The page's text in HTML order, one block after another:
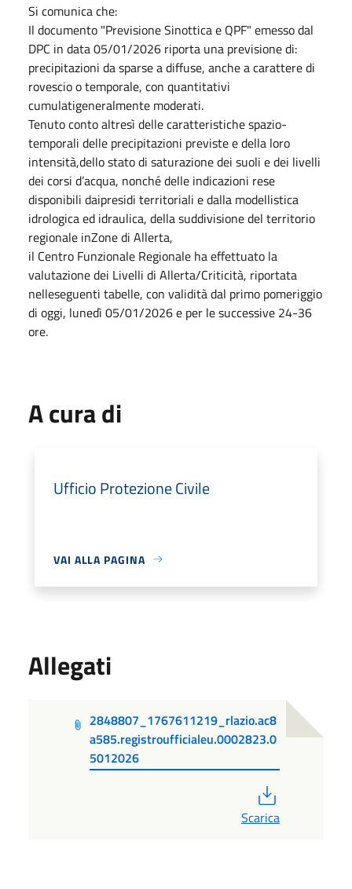
Si comunica che:
Il documento "Previsione Sinottica e QPF" emesso dal
DPC in data 05/01/2026 riporta una previsione di:
precipitazioni da sparse a diffuse, anche a carattere di
rovescio o temporale, con quantitativi
cumulatigeneralmente moderati.
Tenuto conto altresì delle caratteristiche spazio-
temporali delle precipitazioni previste e della loro
intensità,dello stato di saturazione dei suoli e dei livelli
dei corsi d’acqua, nonché delle indicazioni rese
disponibili daipresidi territoriali e dalla modellistica
idrologica ed idraulica, della suddivisione del territorio
regionale inZone di Allerta,
il Centro Funzionale Regionale ha effettuato la
valutazione dei Livelli di Allerta/Criticità, riportata
nelleseguenti tabelle, con validità dal primo pomeriggio
di oggi, lunedì 05/01/2026 e per le successive 24-36
ore.
A cura di
Ufficio Protezione Civile
VAI ALLA PAGINA
Allegati
2848807_1767611219_rlazio.ac8
a585.registroufficialeu.0002823.0
5012026
Scarica